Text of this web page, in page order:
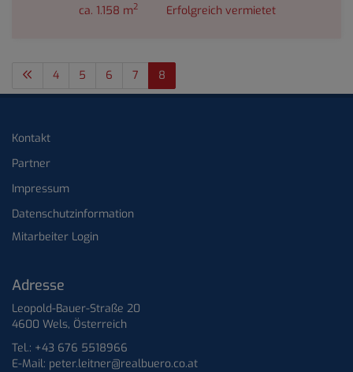
ca. 1.158 m2 Erfolgreich vermietet
4 5 6 7 8
Kontakt
Partner
Impressum
Datenschutzinformation
Mitarbeiter Login
Adresse
Leopold-Bauer-Straße 20
4600 Wels, Österreich
Tel.: +43 676 5518966
E-Mail: peter.leitner@realbuero.co.at